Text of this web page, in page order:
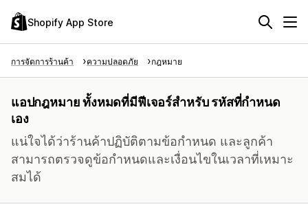
Shopify App Store
การจัดการร้านค้า ความปลอดภัย กฎหมาย
แอปกฎหมาย ทั้งหมดที่มีฟีเจอร์สำหรับ รหัสที่กำหนด
เอง
แน่ใจได้ว่าร้านค้าปฏิบัติตามข้อกำหนด และลูกค้า
สามารถตรวจดูข้อกำหนดและเงื่อนไขในเวลาที่เหมาะ
สมได้